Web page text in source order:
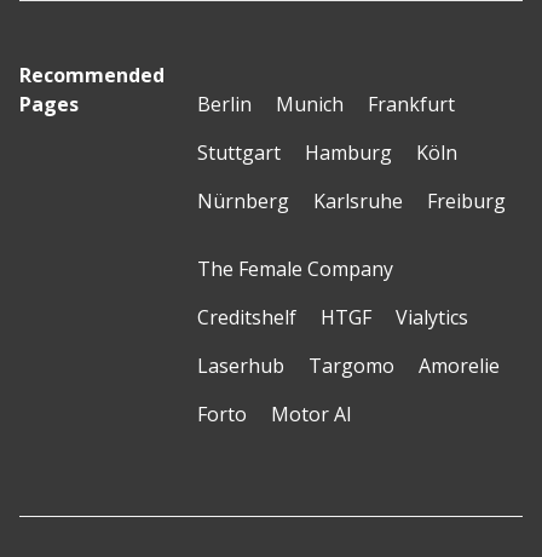
Recommended
Pages
Berlin Munich
Frankfurt
Stuttgart
Hamburg
Köln
Nürnberg
Karlsruhe Freiburg
The Female Company
Creditshelf
HTGF
Vialytics
Laserhub
Targomo
Amorelie
Forto
Motor AI